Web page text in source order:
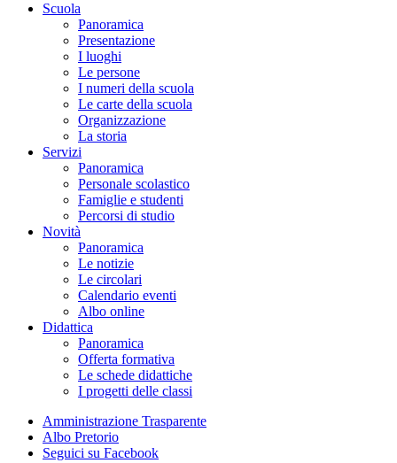
Scuola
Panoramica
Presentazione
I luoghi
Le persone
I numeri della scuola
Le carte della scuola
Organizzazione
La storia
Servizi
Panoramica
Personale scolastico
Famiglie e studenti
Percorsi di studio
Novità
Panoramica
Le notizie
Le circolari
Calendario eventi
Albo online
Didattica
Panoramica
Offerta formativa
Le schede didattiche
I progetti delle classi
Amministrazione Trasparente
Albo Pretorio
Seguici su Facebook